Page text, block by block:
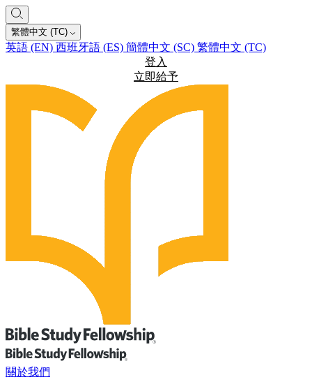
繁體中文 (TC)
英語 (EN) 西班牙語 (ES) 簡體中文 (SC) 繁體中文 (TC)
登入
立即給予
關於我們